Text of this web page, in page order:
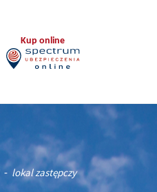
Kup online
- lokal zastępczy